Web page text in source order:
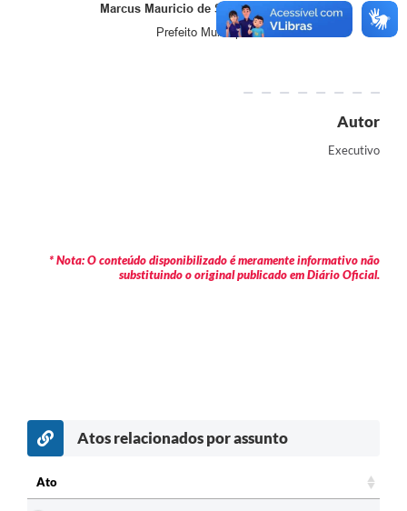
Marcus Mauricio de Souza Tesserolli
Prefeito Municipal
Autor
Executivo
* Nota: O conteúdo disponibilizado é meramente informativo não
substituindo o original publicado em Diário Oficial.
Atos relacionados por assunto
Ato